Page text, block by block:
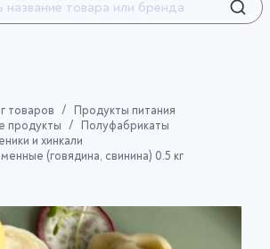
товаров
Продукты питания
продукты
Полуфабрикаты
и хинкали
(говядина, свинина) 0.5 кг